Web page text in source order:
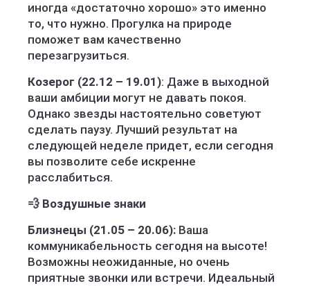
иногда «достаточно хорошо» это именно
то, что нужно. Прогулка на природе
поможет вам качественно
перезагрузиться.
Козерог (22.12 – 19.01): Даже в выходной
ваши амбиции могут не давать покоя.
Однако звезды настоятельно советуют
сделать паузу. Лучший результат на
следующей неделе придет, если сегодня
вы позволите себе искренне
расслабиться.
💨 Воздушные знаки
Близнецы (21.05 – 20.06): Ваша
коммуникабельность сегодня на высоте!
Возможны неожиданные, но очень
приятные звонки или встречи. Идеальный